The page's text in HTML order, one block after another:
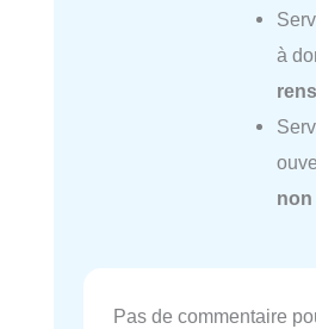
à
non
Pas de commentaire